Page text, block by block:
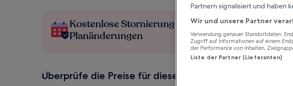
Kostenlose Stornierung bei
Planänderungen
Überprüfe die Preise für diese Daten
Partnern signalisiert und haben
Wir und unsere Partner
Verwendung genauer Standortdaten.
Zugriff auf Informationen auf einem
der Performance von Inhalten,
Liste der Partner (Lieferanten)